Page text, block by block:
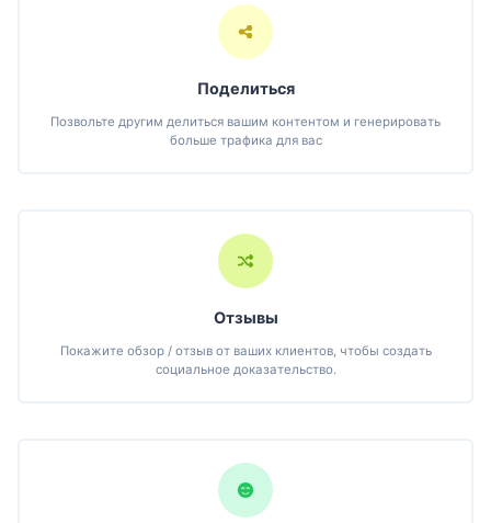
Поделиться
Позвольте другим делиться вашим контентом и генерировать
больше трафика для вас
Отзывы
Покажите обзор / отзыв от ваших клиентов, чтобы создать
социальное доказательство.